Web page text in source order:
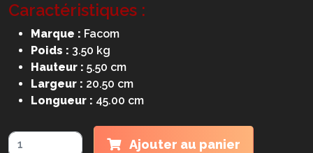
Caractéristiques :
Marque : Facom
Poids : 3.50 kg
Hauteur : 5.50 cm
Largeur : 20.50 cm
Longueur : 45.00 cm
Ajouter au panier